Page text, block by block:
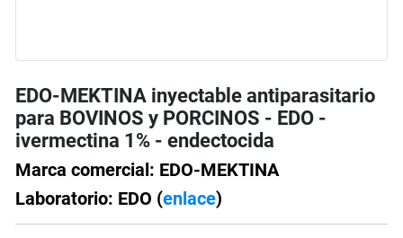
EDO-MEKTINA inyectable antiparasitario
para BOVINOS y PORCINOS - EDO -
ivermectina 1% - endectocida
Marca comercial: EDO-MEKTINA
Laboratorio: EDO (enlace)